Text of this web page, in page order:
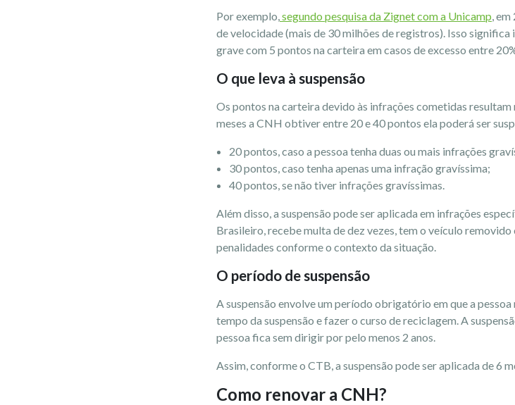
Por exemplo,segundo pesquisa da Zignet com a Unicamp,
de velocidade (mais de 30 milhões de registros). Isso
grave com 5 pontos na carteira em casos de excesso entre
O que leva à suspensão
Os pontos na carteira devido às infrações cometidas
meses a CNH obtiver entre 20 e 40 pontos ela poderá ser
20 pontos, caso a pessoa tenha duas ou mais infrações
30 pontos, caso tenha apenas uma infração gravíssima;
40 pontos, se não tiver infrações gravíssimas.
Além disso, a suspensão pode ser aplicada em infrações
Brasileiro, recebe multa de dez vezes, tem o veículo
penalidades conforme o contexto da situação.
O período de suspensão
A suspensão envolve um período obrigatório em que a
tempo da suspensão e fazer o curso de reciclagem. A
pessoa fica sem dirigir por pelo menos 2 anos.
Assim, conforme o CTB, a suspensão pode ser aplicada de 6
Como renovar a CNH?